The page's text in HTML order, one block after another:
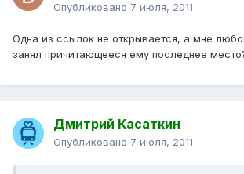
Опубликовано 7 июля, 2011
Одна из ссылок не открывается, а мне
занял причитающееся ему последнее
Дмитрий Касаткин
Опубликовано 7 июля, 2011